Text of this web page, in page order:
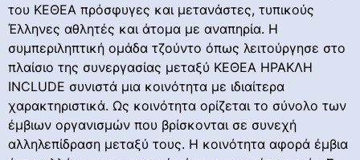
του ΚΕΘΕΑ πρόσφυγες και μετανάστες, τυπικούς
Έλληνες αθλητές και άτομα με αναπηρία. Η
συμπεριληπτική ομάδα τζούντο όπως λειτούργησε στο
πλαίσιο της συνεργασίας μεταξύ ΚΕΘΕΑ ΗΡΑΚΛΗ
INCLUDE συνιστά μια κοινότητα με ιδιαίτερα
χαρακτηριστικά. Ως κοινότητα ορίζεται το σύνολο των
έμβιων οργανισμών που βρίσκονται σε συνεχή
αλληλεπίδραση μεταξύ τους. Η κοινότητα αφορά έμβια